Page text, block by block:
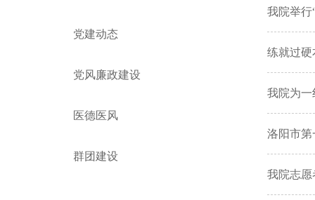
党建动态
党风廉政建设
医德医风
群团建设
我院举行
练就过
我院为一
洛阳市第
我院志愿